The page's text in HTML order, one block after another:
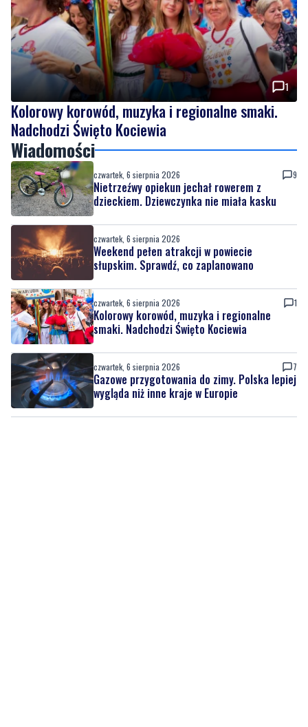
Kolorowy korowód, muzyka i regionalne smaki.
Nadchodzi Święto Kociewia
Wiadomości
czwartek, 6 sierpnia 2026 9
Nietrzeźwy opiekun jechał rowerem z
dzieckiem. Dziewczynka nie miała kasku
czwartek, 6 sierpnia 2026
Weekend pełen atrakcji w powiecie
słupskim. Sprawdź, co zaplanowano
czwartek, 6 sierpnia 2026 1
Kolorowy korowód, muzyka i regionalne
smaki. Nadchodzi Święto Kociewia
czwartek, 6 sierpnia 2026 7